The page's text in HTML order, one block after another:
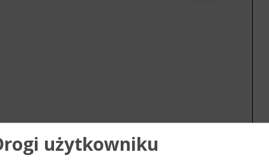
przerwanej płatności i kliknąć Wznów płatność
użytkowniku